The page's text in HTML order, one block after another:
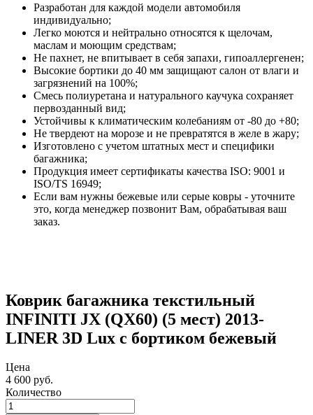
Разработан для каждой модели автомобиля
индивидуально;
Легко моются и нейтрально относятся к щелочам,
маслам и моющим средствам;
Не пахнет, не впитывает в себя запахи, гипоаллергенен;
Высокие бортики до 40 мм защищают салон от влаги и
загрязнений на 100%;
Смесь полиуретана и натурального каучука сохраняет
первозданный вид;
Устойчивы к климатическим колебаниям от -80 до +80;
Не твердеют на морозе и не превратятся в желе в жару;
Изготовлено с учетом штатных мест и специфики
багажника;
Продукция имеет сертификаты качества ISO: 9001 и
ISO/TS 16949;
Если вам нужны бежевые или серые ковры - уточните
это, когда менеджер позвонит Вам, обрабатывая ваш
заказ.
Коврик багажника текстильный
INFINITI JX (QX60) (5 мест) 2013-
LINER 3D Lux с бортиком бежевый
Цена
4 600 руб.
Количество